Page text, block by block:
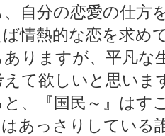
自分の恋愛の仕方
情熱的な恋を求め
りますが、平凡な
て欲しいと思いま
、『国民～』はす
あっさりしている